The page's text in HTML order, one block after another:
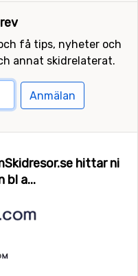
få tips, nyheter och
annat skidrelaterat.
Anmälan
hittar ni
bl a...